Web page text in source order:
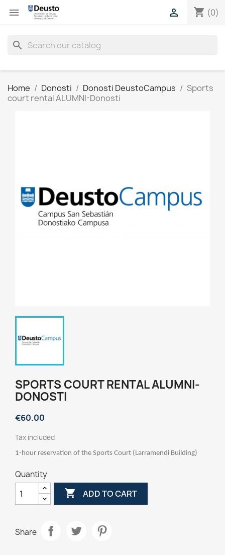
 shopping_cart (0)

search
Home Donosti Donosti DeustoCampus
Sports
court rental ALUMNI-Donosti
SPORTS COURT RENTAL ALUMNI-
DONOSTI
€60.00
Tax included
1-hour reservation of the Sports Court (Larramendi Building)
Quantity
 ADD TO CART
Share